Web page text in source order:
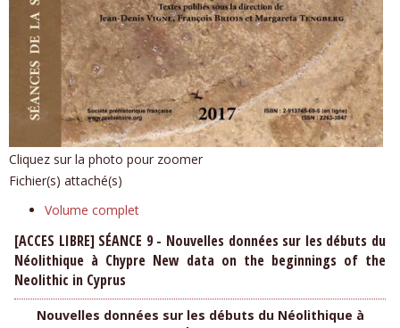
Cliquez sur la photo pour zoomer
Fichier(s) attaché(s)
Volume complet
[ACCES LIBRE] SÉANCE 9 - Nouvelles données sur les débuts du
Néolithique à Chypre New data on the beginnings of the
Neolithic in Cyprus
Nouvelles données sur les débuts du Néolithique à